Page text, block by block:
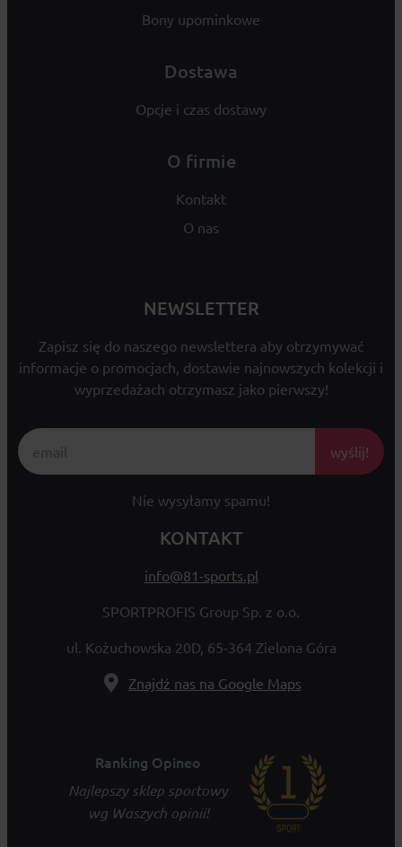
Bony upominkowe
Dostawa
Opcje i czas dostawy
O firmie
Kontakt
O nas
NEWSLETTER
Zapisz się do naszego newslettera aby otrzymywać
informacje o promocjach, dostawie najnowszych kolekcji i
wyprzedażach otrzymasz jako pierwszy!
wyślij!
Nie wysyłamy spamu!
KONTAKT
info@81-sports.pl
SPORTPROFIS Group Sp. z o.o.
ul. Kożuchowska 20D, 65-364 Zielona Góra
Znajdź nas na Google Maps
Ranking Opineo
Najlepszy sklep sportowy
wg Waszych opinii!